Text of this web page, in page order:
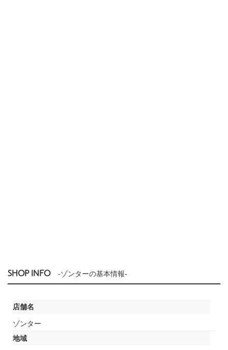
SHOP INFO -ゾンターの基本情報-
店舗名
ゾンター
地域